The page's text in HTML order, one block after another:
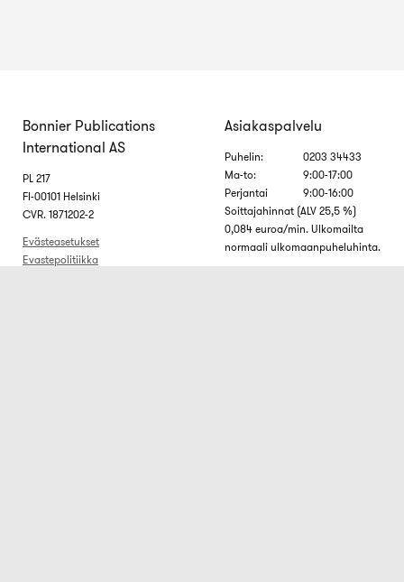
Bonnier Publications
International AS
PL 217
FI-00101 Helsinki
CVR. 1871202-2
Evästeasetukset
Evastepolitiikka
Asiakaspalvelu
Puhelin:
Ma-to:
Perjantai
0203 34433
9:00-17:00
9:00-16:00
Soittajahinnat (ALV 25,5 %)
0,084 euroa/min. Ulkomailta
normaali ulkomaanpuheluhinta.